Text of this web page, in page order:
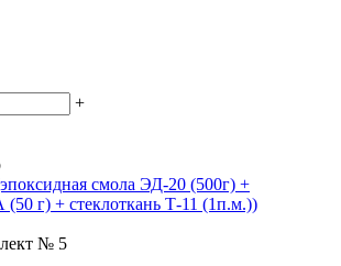
+
смола ЭД-20 (500г) +
г) + стеклоткань Т-11 (1п.м.))
№ 5